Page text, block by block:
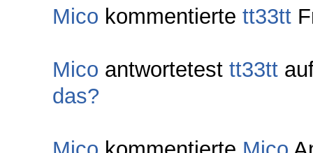
Mico kommentierte tt33tt
Mico antwortetest tt33tt
das?